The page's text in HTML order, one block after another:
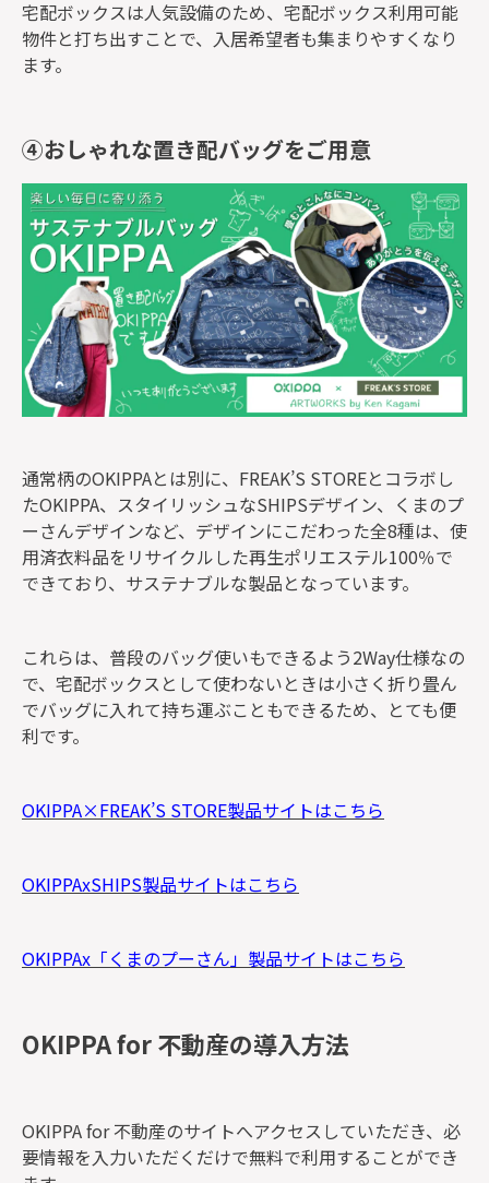
宅配ボックスは人気設備のため、宅配ボックス利用可能
物件と打ち出すことで、入居希望者も集まりやすくなり
ます。
④おしゃれな置き配バッグをご用意
通常柄のOKIPPAとは別に、FREAK’S STOREとコラボし
たOKIPPA、スタイリッシュなSHIPSデザイン、くまのプ
ーさんデザインなど、デザインにこだわった全8種は、使
用済衣料品をリサイクルした再生ポリエステル100％で
できており、サステナブルな製品となっています。
これらは、普段のバッグ使いもできるよう2Way仕様なの
で、宅配ボックスとして使わないときは小さく折り畳ん
でバッグに入れて持ち運ぶこともできるため、とても便
利です。
OKIPPA×FREAK’S STORE製品サイトはこちら
OKIPPAxSHIPS製品サイトはこちら
OKIPPAx「くまのプーさん」製品サイトはこちら
OKIPPA for 不動産の導入方法
OKIPPA for 不動産のサイトへアクセスしていただき、必
要情報を入力いただくだけで無料で利用することができ